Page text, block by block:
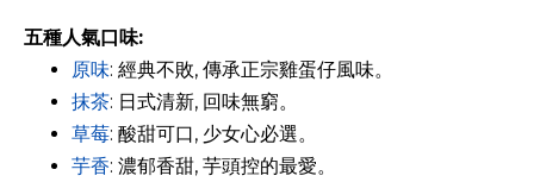
五種人氣口味:
原味: 經典不敗, 傳承正宗雞蛋仔風味。
抹茶: 日式清新, 回味無窮。
草莓: 酸甜可口, 少女心必選。
芋香: 濃郁香甜, 芋頭控的最愛。